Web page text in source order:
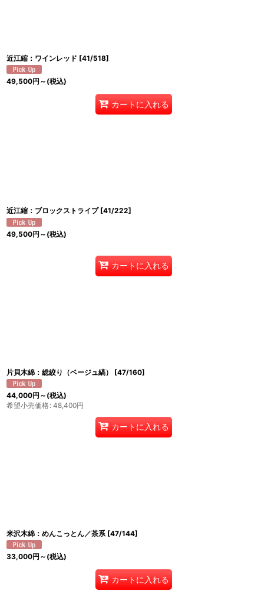
近江縮：ワインレッド [41/518]
49,500円 ～ (税込)
カートに入れる
近江縮：ブロックストライプ [41/222]
49,500円 ～ (税込)
カートに入れる
片貝木綿：総絞り（ベージュ縞） [47/160]
44,000円 ～ (税込)
希望小売価格: 48,400円
カートに入れる
米沢木綿：めんこっとん／茶系 [47/144]
33,000円 ～ (税込)
カートに入れる